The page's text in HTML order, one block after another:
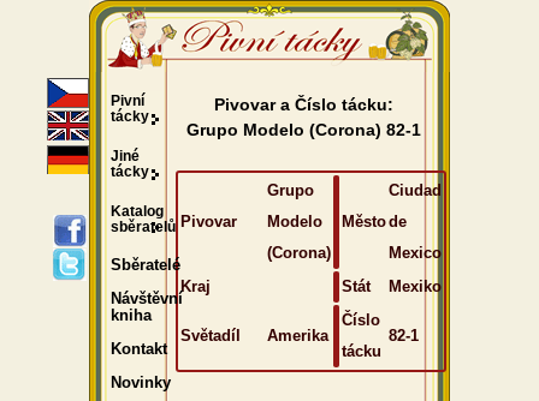
Pivovar a Číslo tácku:
Grupo Modelo (Corona) 82-1
Pivovar
Grupo
Modelo
(Corona)
Město
Ciudad
de
Mexico
Kraj
Stát Mexiko
Světadíl Amerika
Číslo
tácku
82-1
Pivní
tácky
Jiné
tácky
Katalog
sběratelů
Sběratelé
Návštěvní
kniha
Kontakt
Novinky